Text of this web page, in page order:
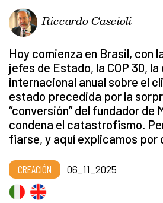
Riccardo Cascioli
Hoy comienza en Brasil, con
jefes de Estado, la COP 30,
internacional anual sobre el
estado precedida por la
“conversión” del fundador de
condena el catastrofismo.
fiarse, y aquí explicamos por
CREACIÓN 06_11_2025